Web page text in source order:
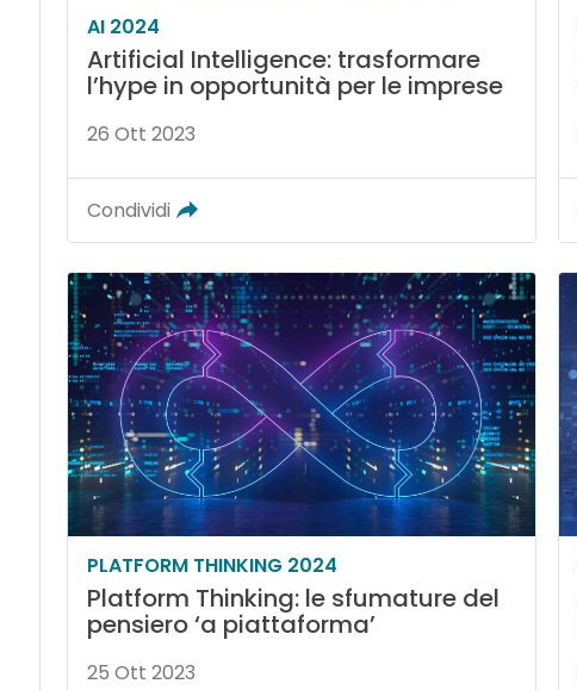
AI 2024
Artificial Intelligence: trasformare
l’hype in opportunità per le imprese
26 Ott 2023
Condividi
PLATFORM THINKING 2024
Platform Thinking: le sfumature del
pensiero ‘a piattaforma’
25 Ott 2023